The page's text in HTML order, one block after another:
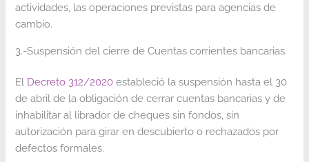
actividades, las operaciones previstas para agencias de
cambio.
3.-Suspensión del cierre de Cuentas corrientes bancarias.
El Decreto 312/2020 estableció la suspensión hasta el 30
de abril de la obligación de cerrar cuentas bancarias y de
inhabilitar al librador de cheques sin fondos, sin
autorización para girar en descubierto o rechazados por
defectos formales.